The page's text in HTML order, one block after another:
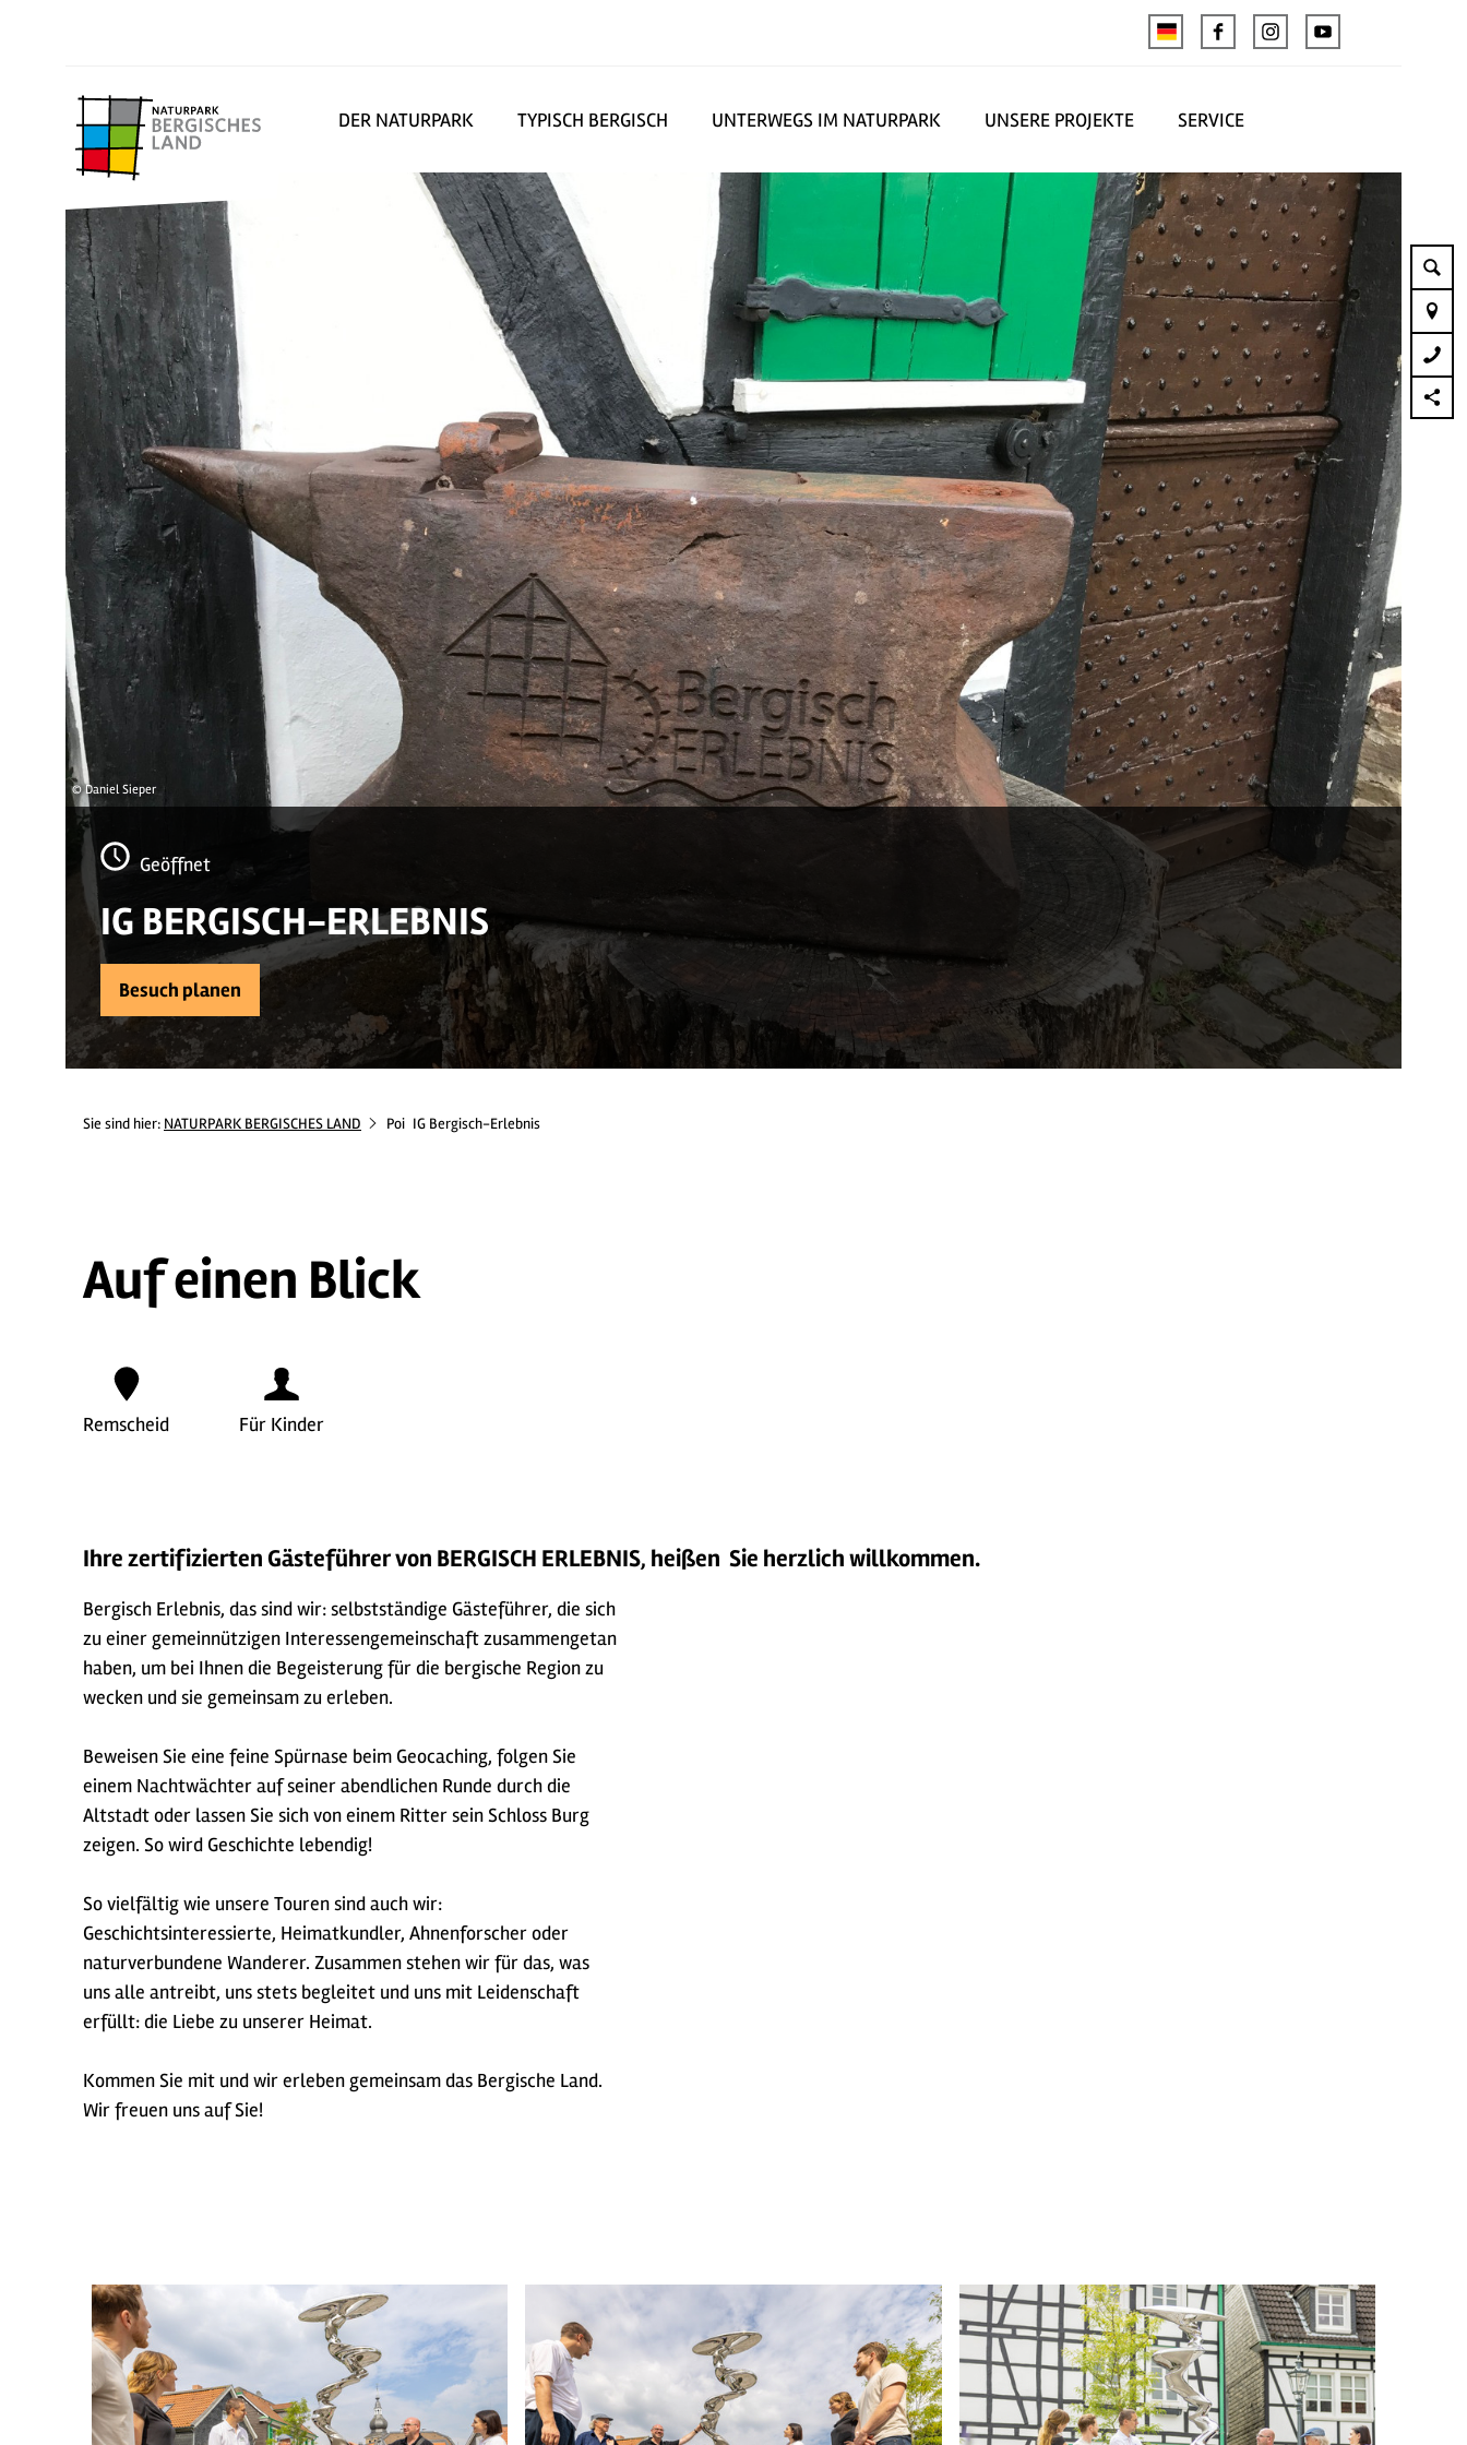
DER NATURPARK TYPISCH BERGISCH UNTERWEGS IM NATURPARK UNSERE PROJEKTE SERVICE
© Daniel Sieper
Geöffnet
IG BERGISCH-ERLEBNIS
Besuch planen
Sie sind hier: NATURPARK BERGISCHES LAND Poi IG Bergisch-Erlebnis
Auf einen Blick
Remscheid Für Kinder
Ihre zertifizierten Gästeführer von BERGISCH ERLEBNIS, heißen Sie herzlich willkommen.
Bergisch Erlebnis, das sind wir: selbstständige Gästeführer, die sich
zu einer gemeinnützigen Interessengemeinschaft zusammengetan
haben, um bei Ihnen die Begeisterung für die bergische Region zu
wecken und sie gemeinsam zu erleben.
Beweisen Sie eine feine Spürnase beim Geocaching, folgen Sie
einem Nachtwächter auf seiner abendlichen Runde durch die
Altstadt oder lassen Sie sich von einem Ritter sein Schloss Burg
zeigen. So wird Geschichte lebendig!
So vielfältig wie unsere Touren sind auch wir:
Geschichtsinteressierte, Heimatkundler, Ahnenforscher oder
naturverbundene Wanderer. Zusammen stehen wir für das, was
uns alle antreibt, uns stets begleitet und uns mit Leidenschaft
erfüllt: die Liebe zu unserer Heimat.
Kommen Sie mit und wir erleben gemeinsam das Bergische Land.
Wir freuen uns auf Sie!